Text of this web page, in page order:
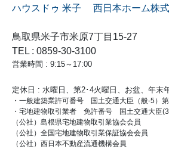
ハウスドゥ 米子 西日本ホーム株
鳥取県米子市米原7丁目15-27
TEL : 0859-30-3100
営業時間 : 9:15～17:00
定休日 : 水曜日、第2･4火曜日、お盆、年末
・一般建築業許可番号 国土交通大臣（般-5）
・宅地建物取引業者 免許番号 国土交通大臣
（公社）島根県宅地建物取引業協会会員
（公社）全国宅地建物取引業保証協会会員
（公社）西日本不動産流通機構会員